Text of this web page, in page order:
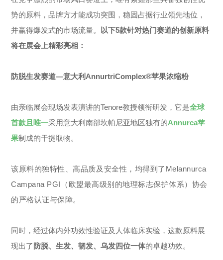
势的原料，品牌方才能成功突围，稳固占据行业领先地位，
并赢得爆发式的市场流量。
以下5款针对热门赛道的创新原料
将在展会上精彩亮相：
防脱生发赛道—意大利AnnurtriComplex®苹果浓缩粉
由亲临展会现场发表演讲的Tenore教授领衔研发，它是全球
首款且唯一采用意大利南部坎帕尼亚地区独有的Annurca苹
果制成的干提取物。
该原料的独特性、高品质及安全性，均得到了Melannurca
Campana PGI（欧盟最高级别的地理标志保护体系）协会
的严格认证与保障。
同时，经过体内外功效性验证及人体临床实验，这款原料展
现出了 防脱、生发、韧发、乌发四位一体的卓越功效。